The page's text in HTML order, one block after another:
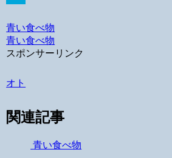
青い食べ物
青い食べ物
スポンサーリンク
オト
関連記事
青い食べ物